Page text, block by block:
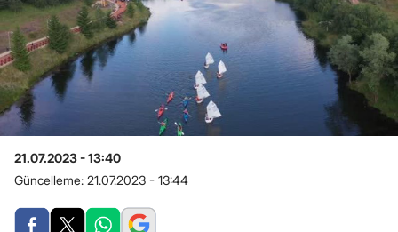
21.07.2023 - 13:40
Güncelleme: 21.07.2023 - 13:44